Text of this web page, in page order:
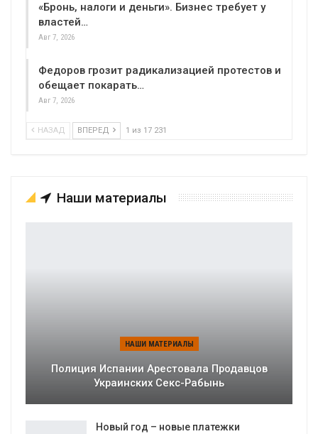
«Бронь, налоги и деньги». Бизнес требует у
властей…
Авг 7, 2026
Федоров грозит радикализацией протестов и
обещает покарать…
Авг 7, 2026
НАЗАД ВПЕРЕД 1 из 17 231
Наши материалы
НАШИ МАТЕРИАЛЫ
Полиция Испании Арестовала Продавцов
Украинских Секс-Рабынь
Новый год – новые платежки